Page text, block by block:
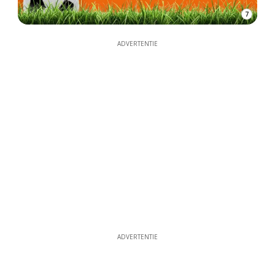
7
ADVERTENTIE
ADVERTENTIE